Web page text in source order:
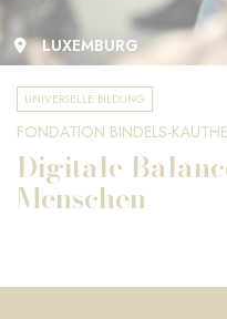
LUXEMBURG
UNIVERSELLE BILDUNG
FONDATION BINDELS-
Digitale
Menschen